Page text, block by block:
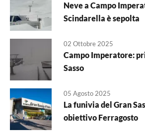
Neve a Campo
Scindarella è sepolta
02 Ottobre 2025
Campo Imperatore:
Sasso
05 Agosto 2025
La funivia del Gran
obiettivo Ferragosto